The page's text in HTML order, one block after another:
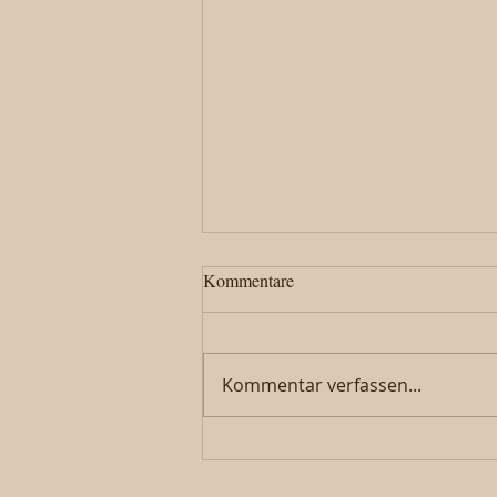
800 Joor Hobel – Geschichte
Kommentare
Kommentar verfassen...